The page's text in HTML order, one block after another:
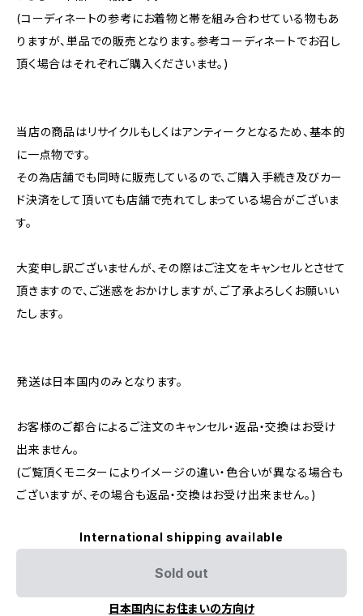
(コーディネートの参考にお着物と帯を組み合わせている物もあ
りますが、単品での販売となります。参考コーディネートでお召し
頂く場合はそれぞれご購入くださいませ。)
当店の商品はリサイクルもしくはアンティークとなるため、基本的
に一点物です。
その為店舗でも同時に販売しているので、ご購入手続き及びカー
ド決済をして頂いても店舗で売れてしまっている場合がございま
す。
大変申し訳ございませんが、その際はご注文をキャンセルとさせて
頂きますので、ご迷惑をおかけしますが、ご了承よろしくお願いい
たします。
発送は日本国内のみとなります。
お客様のご都合によるご注文のキャンセル・返品・交換はお受け
出来ません。
(ご覧頂くモニターによりイメージの違い・色合いが異なる場合も
ございますが、その場合も返品・交換はお受け出来ません。)
International shipping available
Sold out
日本国内にお住まいの方向け